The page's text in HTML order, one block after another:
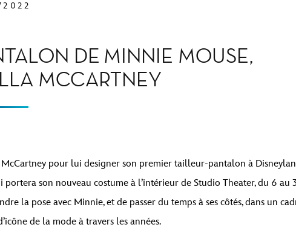
DE MINNIE MOUSE,
MCCARTNEY
pour lui designer son premier tailleur-pantalon à
son nouveau costume à l’intérieur de Studio Theater, du 6 au
la pose avec Minnie, et de passer du temps à ses côtés, dans un
de la mode à travers les années.